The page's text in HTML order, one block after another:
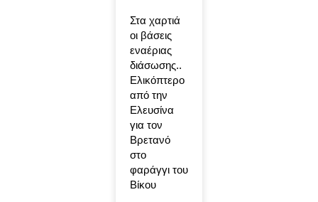
Στα χαρτιά
οι βάσεις
εναέριας
διάσωσης..
Ελικόπτερο
από την
Ελευσίνα
για τον
Βρετανό
στο
φαράγγι του
Βίκου